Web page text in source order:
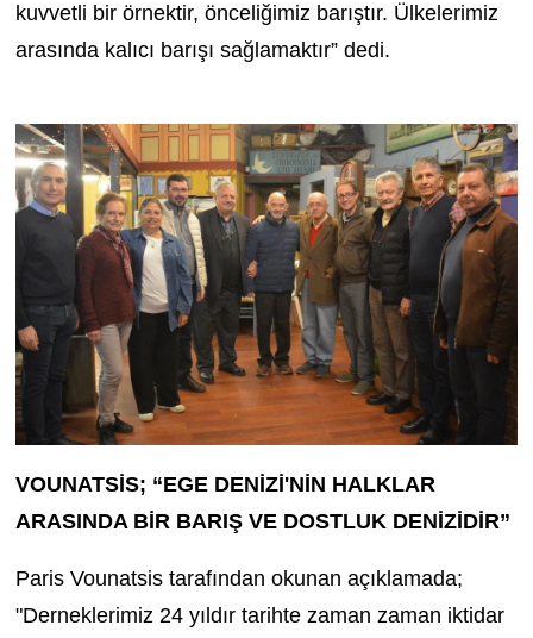
kuvvetli bir örnektir, önceliğimiz barıştır. Ülkelerimiz
arasında kalıcı barışı sağlamaktır” dedi.
VOUNATSİS; “EGE DENİZİ'NİN HALKLAR
ARASINDA BİR BARIŞ VE DOSTLUK DENİZİDİR”
Paris Vounatsis tarafından okunan açıklamada;
"Derneklerimiz 24 yıldır tarihte zaman zaman iktidar